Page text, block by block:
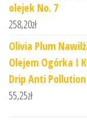
olejek No. 7
258,20zł
Olivia Plum
Olejem Ogórka I
Drip Anti
55,25zł